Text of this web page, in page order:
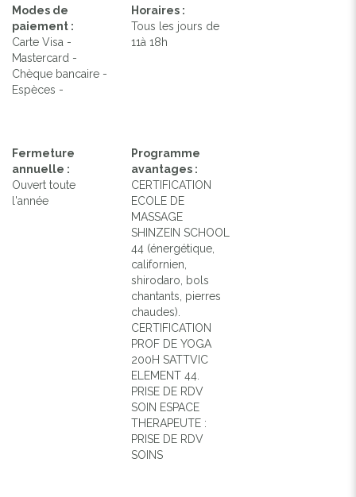
Modes de
paiement :
Carte Visa -
Mastercard -
Chèque bancaire -
Espèces -
Horaires :
Tous les jours de
11à 18h
Fermeture
annuelle :
Ouvert toute
l'année
Programme
avantages :
CERTIFICATION
ECOLE DE
MASSAGE
SHINZEIN SCHOOL
44 (énergétique,
californien,
shirodaro, bols
chantants, pierres
chaudes).
CERTIFICATION
PROF DE YOGA
200H SATTVIC
ELEMENT 44.
PRISE DE RDV
SOIN ESPACE
THERAPEUTE :
PRISE DE RDV
SOINS